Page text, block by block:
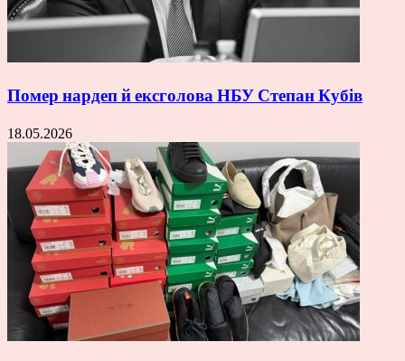
Помер нардеп й ексголова НБУ Степан Кубів
18.05.2026